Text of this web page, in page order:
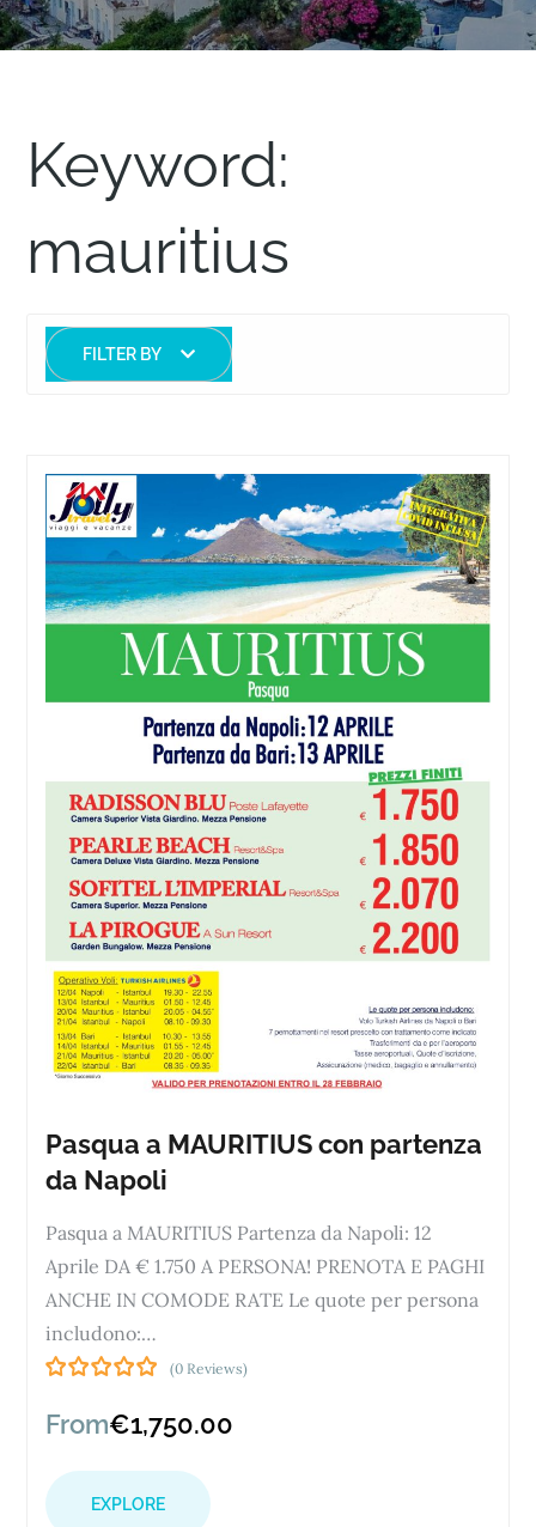
Keyword:
mauritius
FILTER BY
Pasqua a MAURITIUS con partenza
da Napoli
Pasqua a MAURITIUS Partenza da Napoli: 12
Aprile DA € 1.750 A PERSONA! PRENOTA E PAGHI
ANCHE IN COMODE RATE Le quote per persona
includono:…
o
o
f
(0 Reviews)
From€1,750.00
EXPLORE